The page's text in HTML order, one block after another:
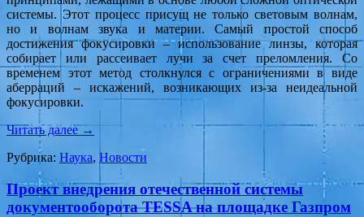
системы. Этот процесс присущ не только световым волнам,
но и волнам звука и материи. Самый простой способ
достижения фокусировки – использование линзы, которая
собирает или рассеивает лучи за счет преломления. Со
временем этот метод столкнулся с ограничениями в виде
аберраций – искажений, возникающих из-за неидеальной
фокусировки.
Читать далее→
Рубрика: Наука, Новости
Проект внедрения отечественной системы
документооборота TESSA на площадке Газпром